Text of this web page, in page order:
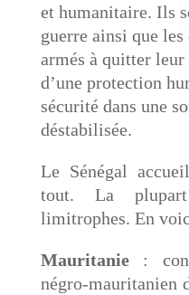
et humanitaire. Ils
guerre ainsi que
armés à quitter
d’une protection
sécurité dans une
déstabilisée.
Le Sénégal
tout. La
limitrophes. En
Mauritanie:
négro-mauritanien